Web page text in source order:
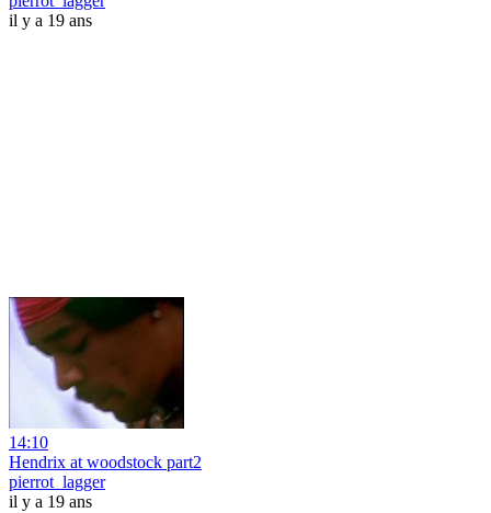
il y a 19 ans
14:10
Hendrix at woodstock part2
pierrot_lagger
il y a 19 ans